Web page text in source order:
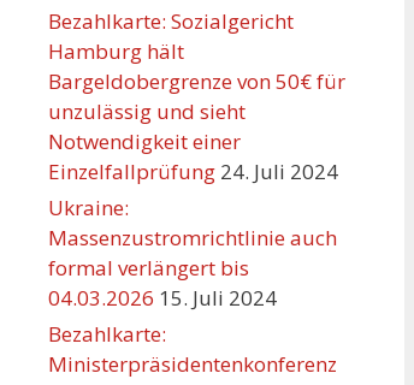
Bezahlkarte: Sozialgericht
Hamburg hält
Bargeldobergrenze von 50€ für
unzulässig und sieht
Notwendigkeit einer
Einzelfallprüfung 24. Juli 2024
Ukraine:
Massenzustromrichtlinie auch
formal verlängert bis
04.03.2026 15. Juli 2024
Bezahlkarte:
Ministerpräsidentenkonferenz